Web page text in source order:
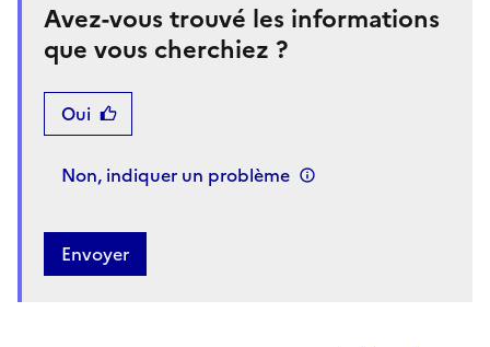
Avez-vous trouvé les informations
que vous cherchiez ?
Oui
Non, indiquer un problème